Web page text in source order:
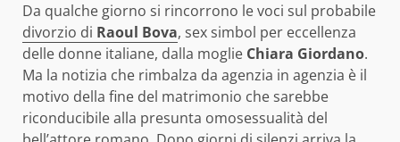
Da qualche giorno si rincorrono le voci sul probabile
divorzio di Raoul Bova, sex simbol per eccellenza
delle donne italiane, dalla moglie Chiara Giordano.
Ma la notizia che rimbalza da agenzia in agenzia è il
motivo della fine del matrimonio che sarebbe
riconducibile alla presunta omosessualità del